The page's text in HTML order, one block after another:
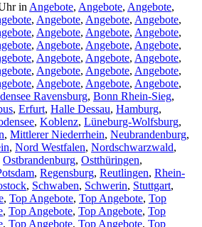
in Angebote, Angebote, Angebote,
, Angebote, Angebote, Angebote,
, Angebote, Angebote, Angebote,
, Angebote, Angebote, Angebote,
, Angebote, Angebote, Angebote,
, Angebote, Angebote, Angebote,
, Angebote, Angebote, Angebote,
Ravensburg, Bonn Rhein-Sieg,
, Erfurt, Halle Dessau, Hamburg,
, Koblenz, Lüneburg-Wolfsburg,
, Mittlerer Niederrhein, Neubrandenburg,
, Nord Westfalen, Nordschwarzwald,
Ostbrandenburg, Ostthüringen,
, Regensburg, Reutlingen, Rhein-
, Schwaben, Schwerin, Stuttgart,
, Top Angebote, Top Angebote, Top
, Top Angebote, Top Angebote, Top
, Top Angebote, Top Angebote, Top